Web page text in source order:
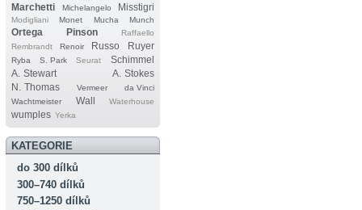
Marchetti Michelangelo Misstigri
Modigliani Monet Mucha Munch
Ortega Pinson
Raffaello
Rembrandt
Renoir Russo Ruyer
Ryba S. Park Seurat
Schimmel
A. Stewart
A. Stokes
N. Thomas
Vermeer
da Vinci
Wachtmeister
Wall Waterhouse
wumples Yerka
KATEGORIE
do 300 dílků
300–740 dílků
750–1250 dílků